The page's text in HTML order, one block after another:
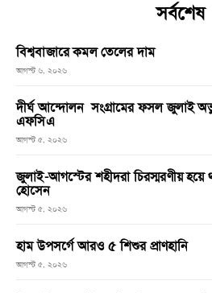
সর্বশেষ
বিশ্ববাজারে কমল তেলের দাম
আগস্ট ৬, ২০২৬
দীর্ঘ আন্দোলন সংগ্রামের ফসল জুলাই
এফসিএ
আগস্ট ৫, ২০২৬
জুলাই-আগস্টের শহীদরা চিরস্মরণীয় হয়ে
হোসেন
আগস্ট ৫, ২০২৬
হাম উপসর্গে আরও ৫ শিশুর প্রাণহানি
আগস্ট ৫, ২০২৬